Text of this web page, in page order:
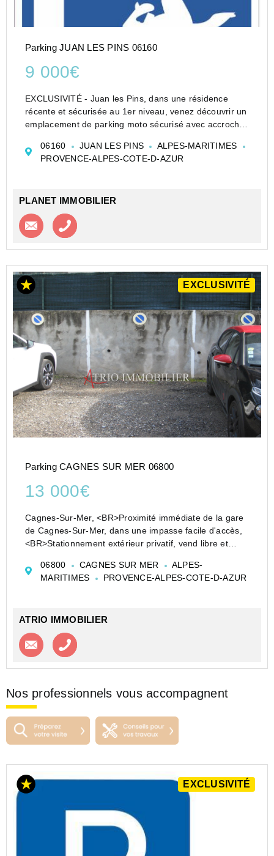
Parking JUAN LES PINS 06160
9 000€
EXCLUSIVITÉ - Juan les Pins, dans une résidence
récente et sécurisée au 1er niveau, venez découvrir un
emplacement de parking moto sécurisé avec accroche.
12EUR. Honoraires charge acquéreur d'un forfait...
06160 JUAN LES PINS
ALPES-MARITIMES
PROVENCE-ALPES-COTE-D-AZUR
PLANET IMMOBILIER
Contacter l'agence
EXCLUSIVITÉ
Parking CAGNES SUR MER 06800
13 000€
Cagnes-Sur-Mer, <BR>Proximité immédiate de la gare
de Cagnes-Sur-Mer, dans une impasse facile d'accès,
<BR>Stationnement extérieur privatif, vend libre et
06800
CAGNES SUR MER
ALPES-
MARITIMES
PROVENCE-ALPES-COTE-D-AZUR
ATRIO IMMOBILIER
Contacter l'agence
Nos professionnels vous accompagnent
EXCLUSIVITÉ